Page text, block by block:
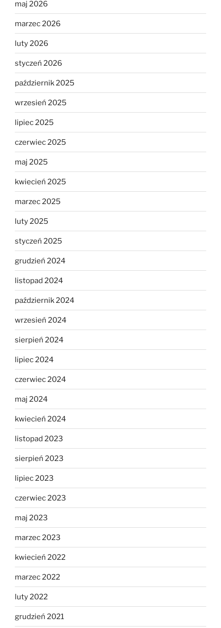
maj 2026
marzec 2026
luty 2026
styczeń 2026
październik 2025
wrzesień 2025
lipiec 2025
czerwiec 2025
maj 2025
kwiecień 2025
marzec 2025
luty 2025
styczeń 2025
grudzień 2024
listopad 2024
październik 2024
wrzesień 2024
sierpień 2024
lipiec 2024
czerwiec 2024
maj 2024
kwiecień 2024
listopad 2023
sierpień 2023
lipiec 2023
czerwiec 2023
maj 2023
marzec 2023
kwiecień 2022
marzec 2022
luty 2022
grudzień 2021